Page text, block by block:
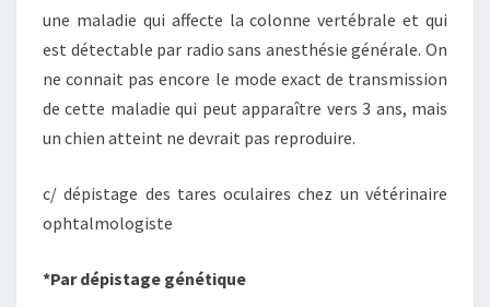
une maladie qui affecte la colonne vertébrale et qui
est détectable par radio sans anesthésie générale. On
ne connait pas encore le mode exact de transmission
de cette maladie qui peut apparaître vers 3 ans, mais
un chien atteint ne devrait pas reproduire.
c/ dépistage des tares oculaires chez un vétérinaire
ophtalmologiste
*Par dépistage génétique